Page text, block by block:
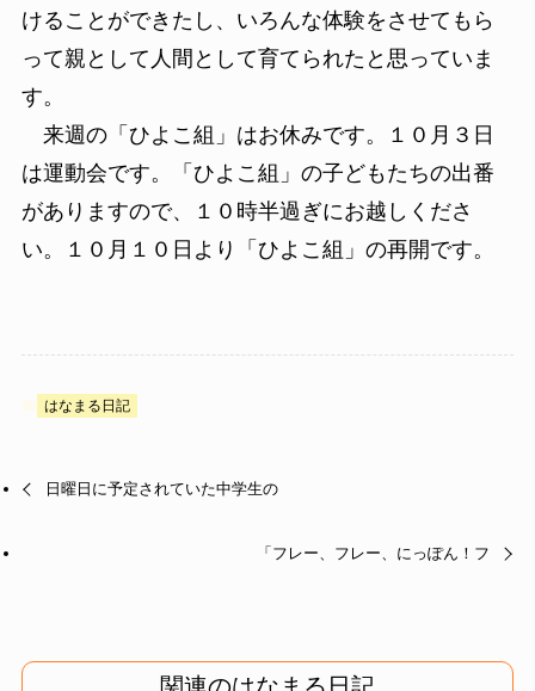
けることができたし、いろんな体験をさせてもら
って親として人間として育てられたと思っていま
す。
来週の「ひよこ組」はお休みです。１０月３日
は運動会です。「ひよこ組」の子どもたちの出番
がありますので、１０時半過ぎにお越しくださ
い。１０月１０日より「ひよこ組」の再開です。
はなまる日記
日曜日に予定されていた中学生の
「フレー、フレー、にっぽん！フ